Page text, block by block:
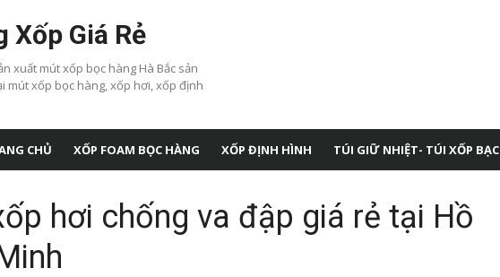
Xốp Giá Rẻ
xuất mút xốp bọc hàng Hà Bắc sản
mút xốp bọc hàng, xốp hơi, xốp định
CHỦ XỐP FOAM BỌC HÀNG XỐP ĐỊNH HÌNH TÚI GIỮ NHIỆT- TÚI XỐP BẠC
hơi chống va đập giá rẻ tại Hồ